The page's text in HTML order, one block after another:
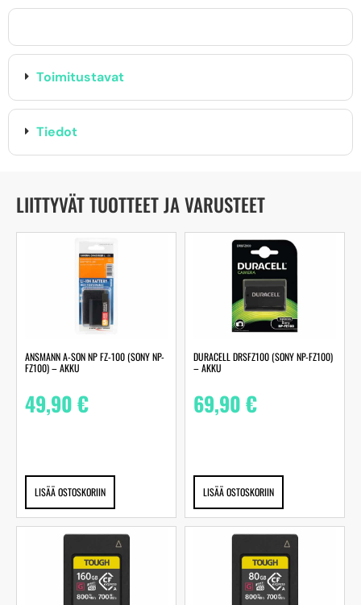
Toimitustavat
Tiedot
LIITTYVÄT TUOTTEET JA VARUSTEET
ANSMANN A-SON NP FZ-100 (SONY NP-
FZ100) – AKKU
49,90€
LISÄÄ OSTOSKORIIN
DURACELL DRSFZ100 (SONY NP-FZ100)
– AKKU
69,90€
LISÄÄ OSTOSKORIIN